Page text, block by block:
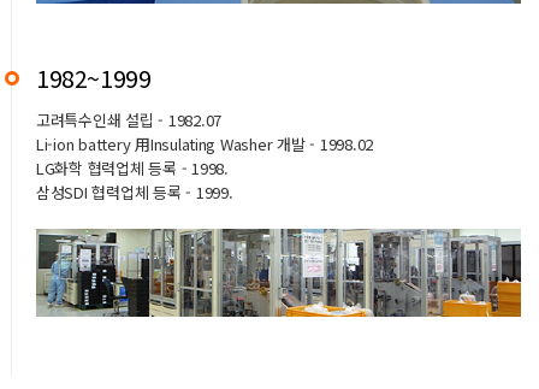
1982~1999
고려특수인쇄 설립 - 1982.07
Li-ion battery 用Insulating Washer 개발 - 1998.02
LG화학 협력업체 등록 - 1998.
삼성SDI 협력업체 등록 - 1999.